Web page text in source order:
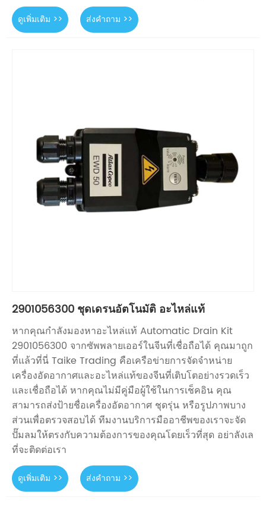
ดูเพิ่มเติม >> ส่งคำถาม >>
2901056300 ชุดเดรนอัตโนมัติ อะไหล่แท้
หากคุณกำลังมองหาอะไหล่แท้ Automatic Drain Kit
2901056300 จากซัพพลายเออร์ในจีนที่เชื่อถือได้ คุณมาถูก
ที่แล้วที่นี่ Taike Trading คือเครือข่ายการจัดจำหน่าย
เครื่องอัดอากาศและอะไหล่แท้ของจีนที่เติบโตอย่างรวดเร็ว
และเชื่อถือได้ หากคุณไม่มีคู่มือผู้ใช้ในการเช็คอิน คุณ
สามารถส่งป้ายชื่อเครื่องอัดอากาศ ชุดรุ่น หรือรูปภาพบาง
ส่วนเพื่อตรวจสอบได้ ทีมงานบริการมืออาชีพของเราจะจัด
ปั๊มลมให้ตรงกับความต้องการของคุณโดยเร็วที่สุด อย่าลังเล
ที่จะติดต่อเรา
ดูเพิ่มเติม >> ส่งคำถาม >>